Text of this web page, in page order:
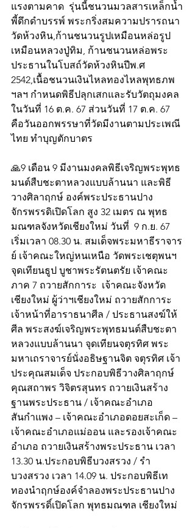
แรงตามคาด  รุ่นนี้ชนวนมวลสารเหล็กน้ำ
พี้ดึกดำบรรพ์ พระกริ่งสมความปรารถนา
วัดห้วงหิน,ก้านชนวนรูปเหมือนหล่อรูป
เหมือนหลวงปู่ทิม, ก้านชนวนหล่อพระ
ประธานในโบสถ์วัดห้วงหินปีพ.ศ
2542,เนื้อชนวนเงินไหลทองไหลพุทธภพ
ฯลฯ กำหนดพิธีปลุกเสกและรับวัตถุมงคล
ในวันที่ 16 ต.ค. 67 ส่วนวันที่ 17 ต.ค. 67
คือวันออกพรรษาที่วัดมีงานตามประเพณี
ไทย ทำบุญตักบาตร
🙏9 เดือน 9 มีงานมงคลพิธีเจริญพระพุทธ
มนต์สืบชะตาหลวงแบบล้านนา และพิธี
วางศิลาฤกษ์ องค์พระประธานปาง
จักรพรรดิเปิดโลก สูง 32 เมตร ณ พุทธ
มณฑลจังหวัดเชียงใหม่ วันที่  9 ก.ย. 67
เริ่มเวลา 08.30 น. สมเด็จพระมหาธีราจาร
ย์ เจ้าคณะใหญ่หนเหนือ วัดพระเชตุพนฯ
จุดเทียนธูป บูชาพระรัตนตรัย เจ้าคณะ
ภาค 7 ถวายสักการะ  เจ้าคณะจังหวัด
เชียงใหม่ ผู้ว่าฯเชียงใหม่ ถวายสักการะ
เจ้าหน้าที่อาราธนาศีล / ประธานสงฆ์ให้
ศีล พระสงฆ์เจริญพระพุทธมนต์สืบชะตา
หลวงแบบล้านนา จุดเทียนจตุรทิศ พระ
มหาเถราจารย์นั่งอธิษฐานจิต จตุรทิศ เจ้า
ประคุณสมเด็จ ประกอบพิธีวางศิลาฤกษ์
คุณสถาพร วิจิตรสุนทร ถวายเงินสร้าง
ฐานพระประธาน / เจ้าคณะอำเภอ
สันกำแพง – เจ้าคณะอำเภอดอยสะเก็ด –
เจ้าคณะอำเภอแม่ออน และรองเจ้าคณะ
อำเภอ ถวายเงินสร้างพระประธาน เวลา
13.30 น.ประกอบพิธีบวงสรวง / รำ
บวงสรวง เวลา 14.09 น. ประกอบพิธีเท
ทองนำฤกษ์องค์จำลองพระประธานปาง
จักรพรรดิ์เปิดโลก พุทธมณฑล เชียงใหม่